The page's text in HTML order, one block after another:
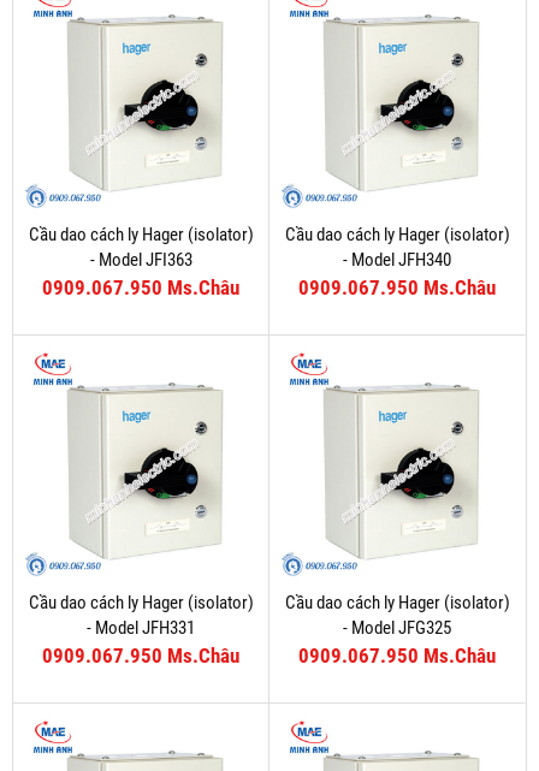
Cầu dao cách ly Hager (isolator)
- Model JFI363
0909.067.950 Ms.Châu
Cầu dao cách ly Hager (isolator)
- Model JFH340
0909.067.950 Ms.Châu
Cầu dao cách ly Hager (isolator)
- Model JFH331
0909.067.950 Ms.Châu
Cầu dao cách ly Hager (isolator)
- Model JFG325
0909.067.950 Ms.Châu